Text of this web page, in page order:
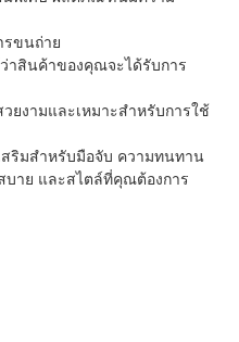
รขนถ่าย
าสินค้าของคุณจะได้รับการ
งามและเหมาะสำหรับการใช้
ริมสำหรับมือจับ ความทนทาน
บาย และสไตล์ที่คุณต้องการ